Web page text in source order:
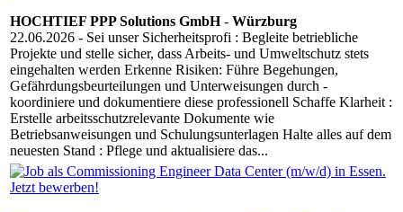
HOCHTIEF PPP Solutions GmbH- Würzburg
22.06.2026 - Sei unser Sicherheitsprofi : Begleite betriebliche
Projekte und stelle sicher, dass Arbeits- und Umweltschutz stets
eingehalten werden Erkenne Risiken: Führe Begehungen,
Gefährdungsbeurteilungen und Unterweisungen durch -
koordiniere und dokumentiere diese professionell Schaffe Klarheit :
Erstelle arbeitsschutzrelevante Dokumente wie
Betriebsanweisungen und Schulungsunterlagen Halte alles auf dem
neuesten Stand : Pflege und aktualisiere das...